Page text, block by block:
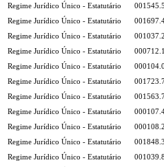
Regime Jurídico Único - Estatutário
Regime Jurídico Único - Estatutário
Regime Jurídico Único - Estatutário
Regime Jurídico Único - Estatutário
Regime Jurídico Único - Estatutário
Regime Jurídico Único - Estatutário
Regime Jurídico Único - Estatutário
Regime Jurídico Único - Estatutário
Regime Jurídico Único - Estatutário
Regime Jurídico Único - Estatutário
Regime Jurídico Único - Estatutário